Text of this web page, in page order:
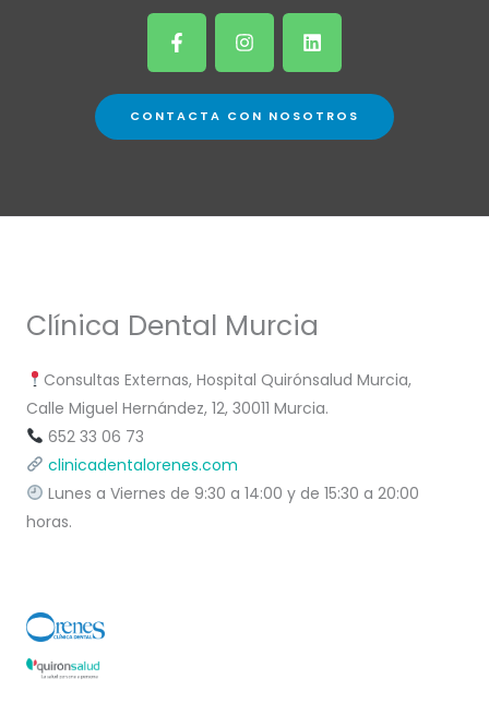
F
a
c
e
b
o
o
I
n
s
t
a
g
r
L
i
n
k
e
d
i
CONTACTA CON NOSOTROS
Clínica Dental Murcia
Consultas Externas, Hospital Quirónsalud Murcia,
Calle Miguel Hernández, 12, 30011 Murcia.
652 33 06 73
clinicadentalorenes.com
Lunes a Viernes de 9:30 a 14:00 y de 15:30 a 20:00
horas.